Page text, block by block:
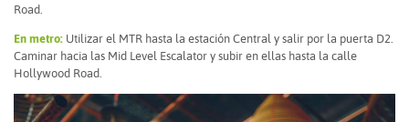
Road.
En metro: Utilizar el MTR hasta la estación Central y salir por la puerta D2.
Caminar hacia las Mid Level Escalator y subir en ellas hasta la calle
Hollywood Road.